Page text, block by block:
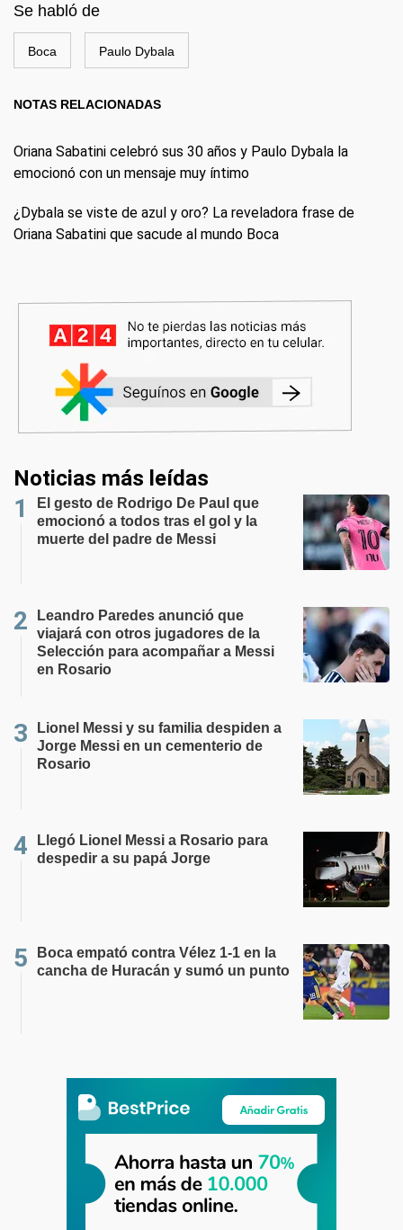
Se habló de
Boca Paulo Dybala
NOTAS RELACIONADAS
Oriana Sabatini celebró sus 30 años y Paulo Dybala la
emocionó con un mensaje muy íntimo
¿Dybala se viste de azul y oro? La reveladora frase de
Oriana Sabatini que sacude al mundo Boca
Noticias más leídas
El gesto de Rodrigo De Paul que
emocionó a todos tras el gol y la
muerte del padre de Messi
Leandro Paredes anunció que
viajará con otros jugadores de la
Selección para acompañar a Messi
en Rosario
Lionel Messi y su familia despiden a
Jorge Messi en un cementerio de
Rosario
Llegó Lionel Messi a Rosario para
despedir a su papá Jorge
Boca empató contra Vélez 1-1 en la
cancha de Huracán y sumó un punto